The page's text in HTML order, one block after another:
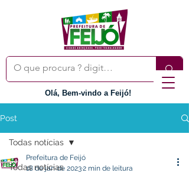
Olá, Bem-vindo a Feijó!
Post
Todas notícias
Todas notícias
Prefeitura de Feijó
18 de jan de 20232 min de leitura